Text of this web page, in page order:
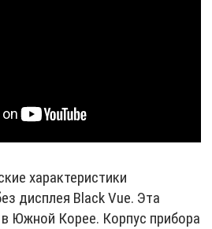
характеристики
дисплея Black Vue. Эта
Южной Корее. Корпус прибора